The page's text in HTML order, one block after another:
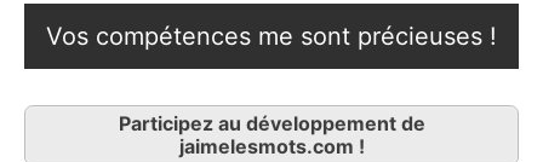
Vos compétences me sont précieuses !
Participez au développement de
jaimelesmots.com !